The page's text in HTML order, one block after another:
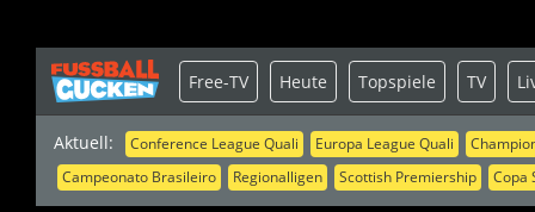
Aktuell: Conference League Quali Europa League Quali
Campeonato Brasileiro
Regionalligen Scottish Premiership Copa
Free-TV Heute Topspiele TV